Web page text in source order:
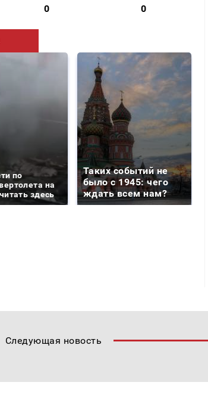
0 0
по
на
здесь
Таких событий не
было с 1945: чего
ждать всем нам?
Следующая новость